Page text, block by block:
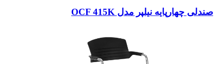
صندلی چهارپایه نیلپر مدل OCF 415K